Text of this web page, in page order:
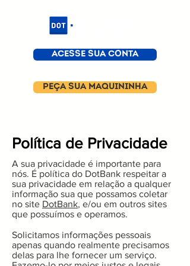
ACESSE SUA CONTA
PEÇA SUA MAQUININHA
Política de Privacidade
A sua privacidade é importante para
nós. É política do DotBank respeitar a
sua privacidade em relação a qualquer
informação sua que possamos coletar
no site DotBank, e/ou em outros sites
que possuímos e operamos.
Solicitamos informações pessoais
apenas quando realmente precisamos
delas para lhe fornecer um serviço.